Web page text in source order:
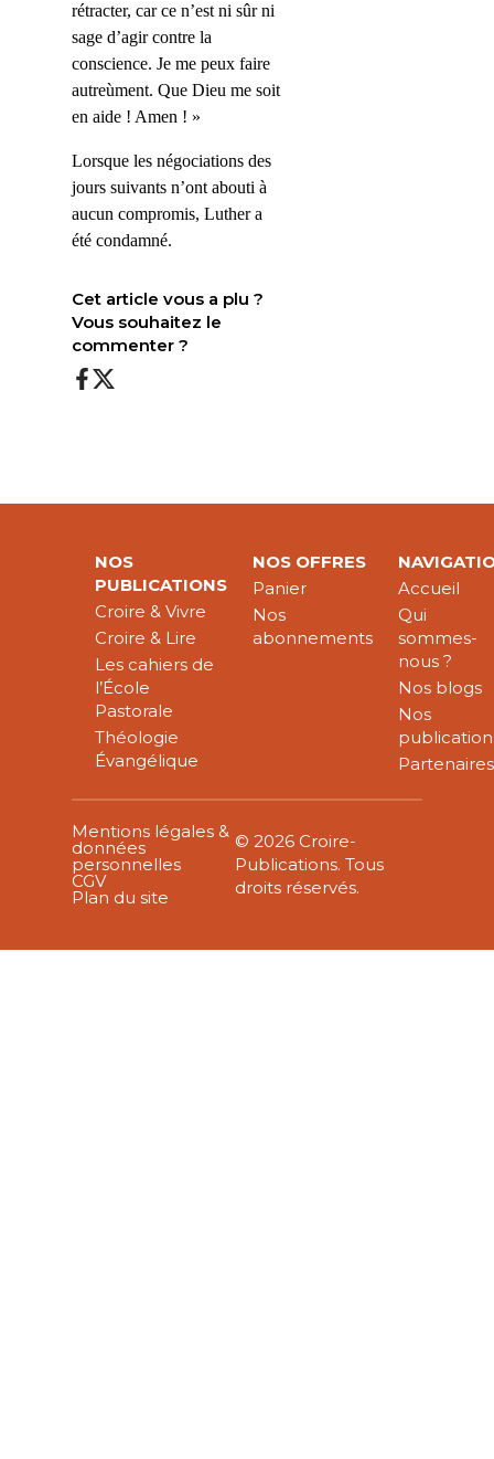
rétracter, car ce n’est ni sûr ni
sage d’agir contre la
conscience. Je me peux faire
autreùment. Que Dieu me soit
en aide ! Amen ! »
Lorsque les négociations des
jours suivants n’ont abouti à
aucun compromis, Luther a
été condamné.
Cet article vous a plu ?
Vous souhaitez le
commenter ?
NOS
PUBLICATIONS
Croire & Vivre
Croire & Lire
Les cahiers de
l’École
Pastorale
Théologie
Évangélique
NOS OFFRES
Panier
Nos
abonnements
Accueil
Qui
sommes-
nous ?
Nos blogs
Nos
Partenaires
Mentions légales &
données
personnelles
CGV
Plan du site
© 2026 Croire-
Publications. Tous
droits réservés.